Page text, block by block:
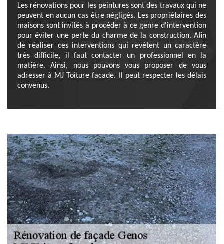
Les rénovations pour les peintures sont des travaux qui ne
peuvent en aucun cas être négligés. Les propriétaires des
maisons sont invités à procéder à ce genre d'intervention
pour éviter une perte du charme de la construction. Afin
de réaliser ces interventions qui revêtent un caractère
très difficile, il faut contacter un professionnel en la
matière. Ainsi, nous pouvons vous proposer de vous
adresser à MJ Toiture facade. Il peut respecter les délais
convenus.